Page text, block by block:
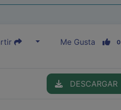
Me Gusta 0
DESCARGAR